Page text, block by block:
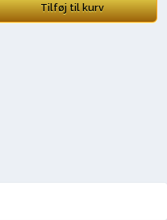
Tilføj til kurv